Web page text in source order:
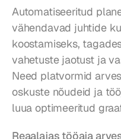
Automatiseeritud
vähendavad juhtide
koostamiseks,
vahetuste jaotust ja
Need platvormid
oskuste nõudeid ja
luua optimeeritud
Reaalajas tööaja